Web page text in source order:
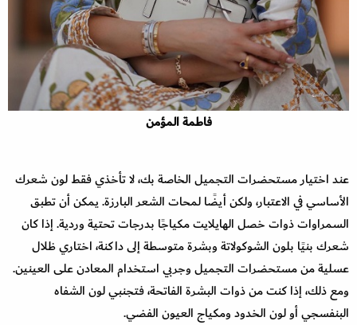
فاطمة المؤمن
عند اختيار مستحضرات التجميل الخاصة بك، لا تأخذي فقط لون شعرك
الأساسي في الاعتبار، ولكن أيضًا لمحات الشعر البارزة. يمكن أن تطبق
السمراوات ذوات خصل الهايلايت مكياجًا بدرجات تحتية وردية. إذا كان
شعرك بنيًا بلون الشوكولاتة وبشرة متوسطة إلى داكنة، اختاري ظلال
عسلية من مستحضرات التجميل وجربي استخدام المعادن على العينين.
ومع ذلك، إذا كنت من ذوات البشرة الفاتحة، فتجنبي لون الشفاه
البنفسجي أو لون الخدود ومكياج العيون الفضي.